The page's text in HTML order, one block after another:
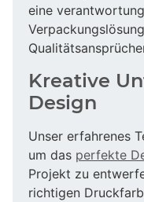
eine
Kreative
Design
Unser erfahrenes
um das perfekte
Projekt zu
richtigen